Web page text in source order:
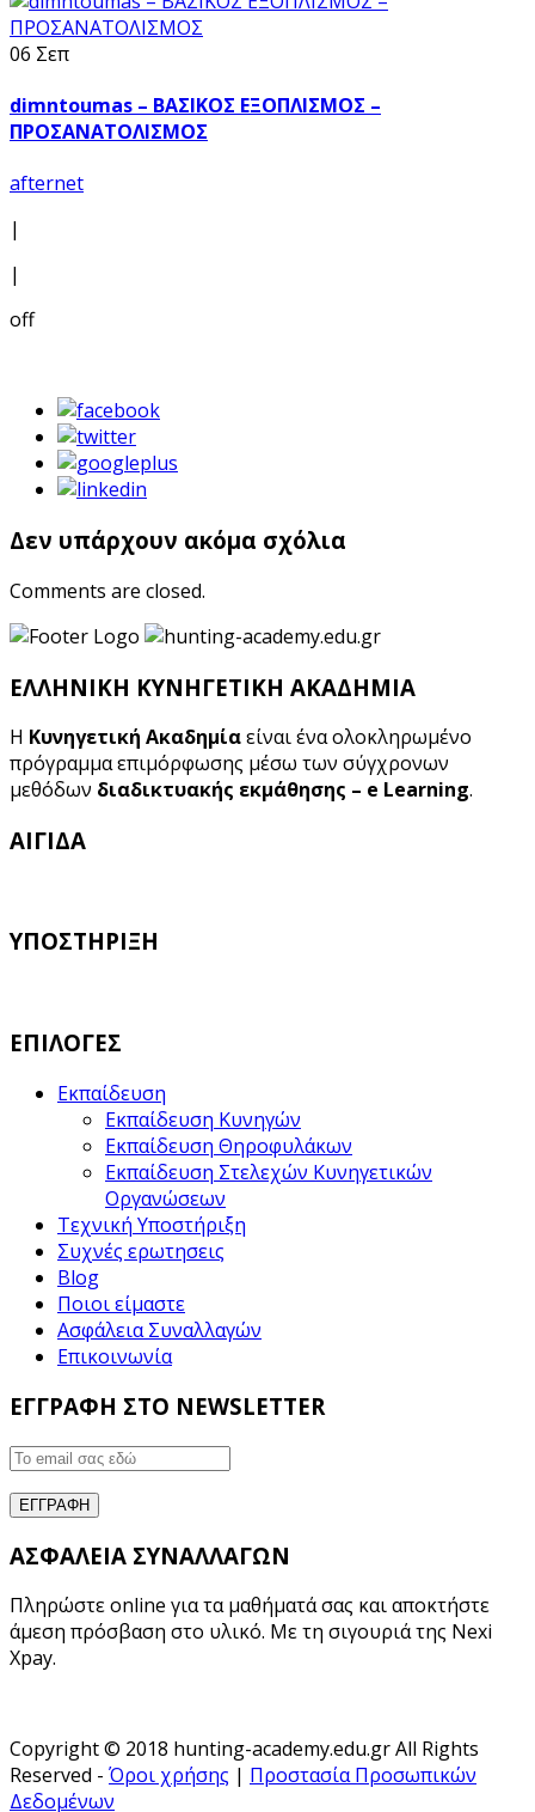
06 Σεπ
dimntoumas – ΒΑΣΙΚΟΣ ΕΞΟΠΛΙΣΜΟΣ –
ΠΡΟΣΑΝΑΤΟΛΙΣΜΟΣ
afternet
|
|
off
Δεν υπάρχουν ακόμα σχόλια
Comments are closed.
ΕΛΛΗΝΙΚΗ ΚΥΝΗΓΕΤΙΚΗ ΑΚΑΔΗΜΙΑ
Η Κυνηγετική Ακαδημίαείναι ένα ολοκληρωμένο
πρόγραμμα επιμόρφωσης μέσω των σύγχρονων
μεθόδων διαδικτυακής εκμάθησης – e Learning.
ΑΙΓΙΔΑ
ΥΠΟΣΤΗΡΙΞΗ
ΕΠΙΛΟΓΕΣ
Εκπαίδευση
Εκπαίδευση Κυνηγών
Εκπαίδευση Θηροφυλάκων
Εκπαίδευση Στελεχών Κυνηγετικών
Οργανώσεων
Τεχνική Υποστήριξη
Συχνές ερωτησεις
Blog
Ποιοι είμαστε
Ασφάλεια Συναλλαγών
Επικοινωνία
ΕΓΓΡΑΦΗ ΣΤΟ NEWSLETTER
ΑΣΦΑΛΕΙΑ ΣΥΝΑΛΛΑΓΩΝ
Πληρώστε online για τα μαθήματά σας και αποκτήστε
άμεση πρόσβαση στο υλικό. Με τη σιγουριά της Nexi
Xpay.
Copyright © 2018 hunting-academy.edu.gr All Rights
Reserved - Όροι χρήσης | Προστασία Προσωπικών
Δεδομένων